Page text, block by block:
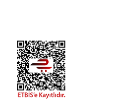
Ürün fiyatı diğer sitelerden daha pahalı.
Bu ürüne benzer farklı alternatifler olmalı.